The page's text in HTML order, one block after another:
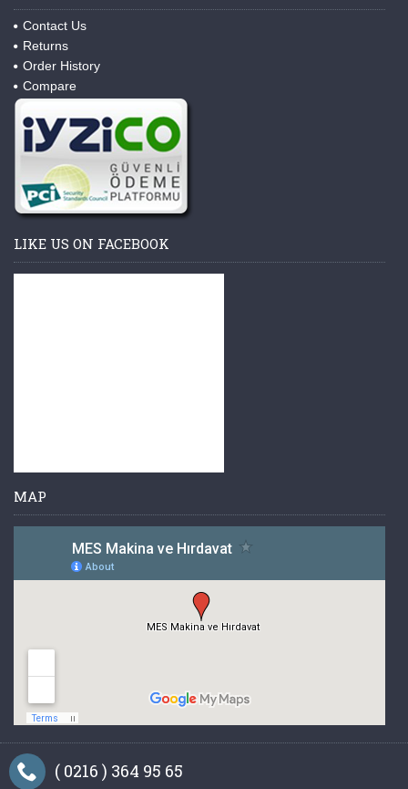
Contact Us
Returns
Order History
Compare
LIKE US ON FACEBOOK
MAP
( 0216 ) 364 95 65